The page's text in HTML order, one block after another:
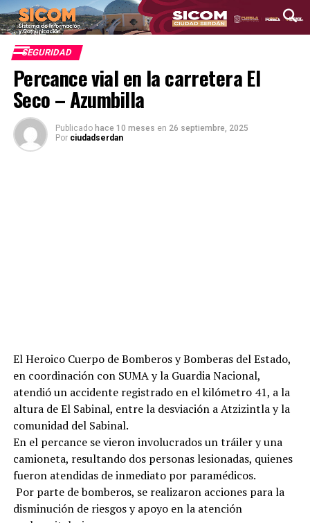
SEGURIDAD
Percance vial en la carretera El
Seco – Azumbilla
Publicado hace 10 meses en 26 septiembre, 2025
Por ciudadserdan
El Heroico Cuerpo de Bomberos y Bomberas del Estado,
en coordinación con SUMA y la Guardia Nacional,
atendió un accidente registrado en el kilómetro 41, a la
altura de El Sabinal, entre la desviación a Atzizintla y la
comunidad del Sabinal.
En el percance se vieron involucrados un tráiler y una
camioneta, resultando dos personas lesionadas, quienes
fueron atendidas de inmediato por paramédicos.
‍ Por parte de bomberos, se realizaron acciones para la
disminución de riesgos y apoyo en la atención